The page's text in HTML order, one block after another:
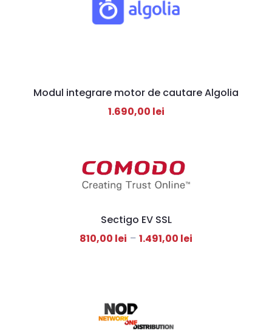
Modul integrare motor de cautare Algolia
1.690,00 lei
Sectigo EV SSL
810,00 lei – 1.491,00 lei